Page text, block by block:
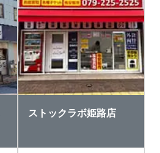
ストックラボ姫路店